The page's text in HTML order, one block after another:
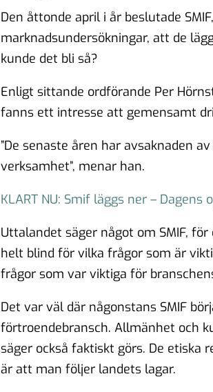
Den åttonde april i år beslutade
marknadsundersökningar, att de
kunde det bli så?
Enligt sittande ordförande Per
fanns ett intresse att gemensamt
”De senaste åren har avsaknaden
verksamhet”, menar han.
KLART NU: Smif läggs ner – Dagens
Uttalandet säger något om SMIF,
helt blind för vilka frågor som är
frågor som var viktiga för
Det var väl där någonstans SMIF
förtroendebransch. Allmänhet och
säger också faktiskt görs. De etiska
är att man följer landets lagar.